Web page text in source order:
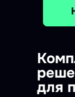
для